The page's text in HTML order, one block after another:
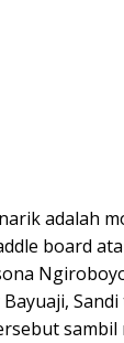
adalah
board
sambil